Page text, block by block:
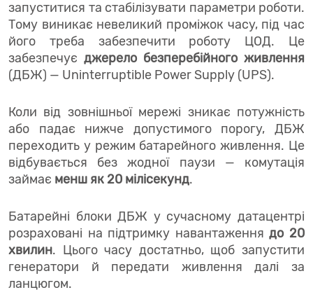
запуститися та стабілізувати параметри роботи.
Тому виникає невеликий проміжок часу, під час
його треба забезпечити роботу ЦОД. Це
забезпечує джерело безперебійного живлення
(ДБЖ) — Uninterruptible Power Supply (UPS).
Коли від зовнішньої мережі зникає потужність
або падає нижче допустимого порогу, ДБЖ
переходить у режим батарейного живлення. Це
відбувається без жодної паузи — комутація
займає менш як 20 мілісекунд.
Батарейні блоки ДБЖ у сучасному датацентрі
розраховані на підтримку навантаженнядо 20
хвилин. Цього часу достатньо, щоб запустити
генератори й передати живлення далі за
ланцюгом.